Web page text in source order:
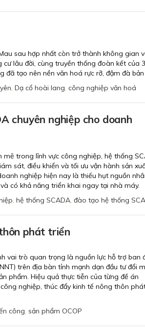
sau hợp nhất còn trở thành không gian
lâu đời, cùng truyền thống đoàn kết của
đã tạo nên nền văn hoá rực rỡ, đậm đà bản
, Dạ cổ hoài lang, công nghiệp văn hoá
chuyên nghiệp cho doanh
trong lĩnh vực công nghiệp, hệ thống
sát, điều khiển và tối ưu vận hành sản
nghiệp hiện nay là thiếu hụt nguồn
có khả năng triển khai ngay tại nhà máy.
, hệ thống SCADA, đào tạo hệ thống
phát triển
vai trò quan trọng là nguồn lực hỗ trợ ban
trên địa bàn tỉnh mạnh dạn đầu tư đổi
phẩm. Hiệu quả thực tiễn của từng đề án
nghiệp, thúc đẩy kinh tế nông thôn
công, sản phẩm OCOP